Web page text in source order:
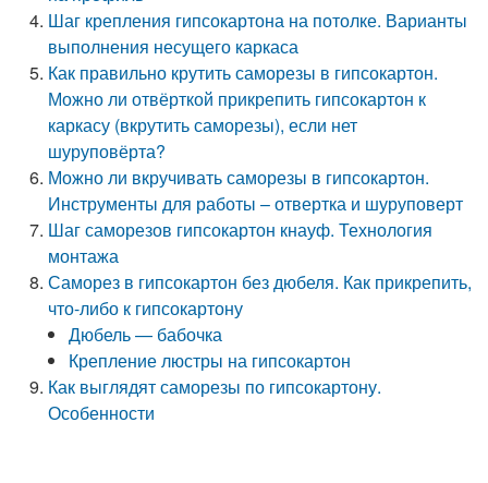
Шаг крепления гипсокартона на потолке. Варианты
выполнения несущего каркаса
Как правильно крутить саморезы в гипсокартон.
Можно ли отвёрткой прикрепить гипсокартон к
каркасу (вкрутить саморезы), если нет
шуруповёрта?
Можно ли вкручивать саморезы в гипсокартон.
Инструменты для работы – отвертка и шуруповерт
Шаг саморезов гипсокартон кнауф. Технология
монтажа
Саморез в гипсокартон без дюбеля. Как прикрепить,
что-либо к гипсокартону
Дюбель — бабочка
Крепление люстры на гипсокартон
Как выглядят саморезы по гипсокартону.
Особенности